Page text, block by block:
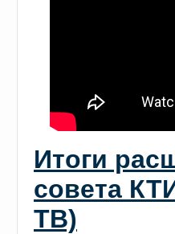
Итоги
совета
ТВ)